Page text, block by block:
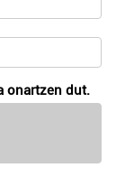
onartzen dut.